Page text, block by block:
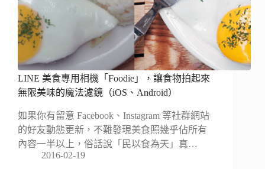
LINE 美食專用相機「Foodie」，讓食物拍起來
無限美味的魔法濾鏡（iOS、Android）
如果你有留意 Facebook、Instagram 等社群網站
的好友動態更新，不難發現美食照幾乎佔所有
內容一半以上，俗話說「民以食為天」真…
2016-02-19